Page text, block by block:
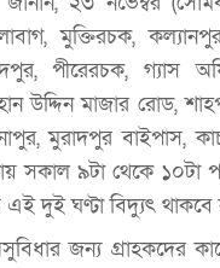
মুক্তিরচক,
পীরেরচক, গ্যাস
উদ্দিন মাজার রোড,
মুরাদপুর বাইপাস,
সকাল ৯টা থেকে ১০টা
এই দুই ঘণ্টা বিদ্যুৎ থাকবে
জন্য গ্রাহকদের